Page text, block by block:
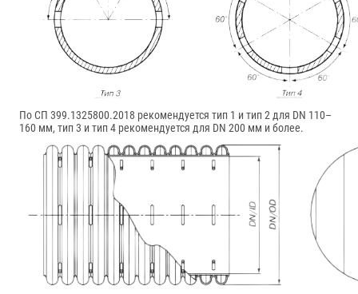
По СП 399.1325800.2018 рекомендуется тип 1 и тип 2 для DN 110–
160 мм, тип 3 и тип 4 рекомендуется для DN 200 мм и более.